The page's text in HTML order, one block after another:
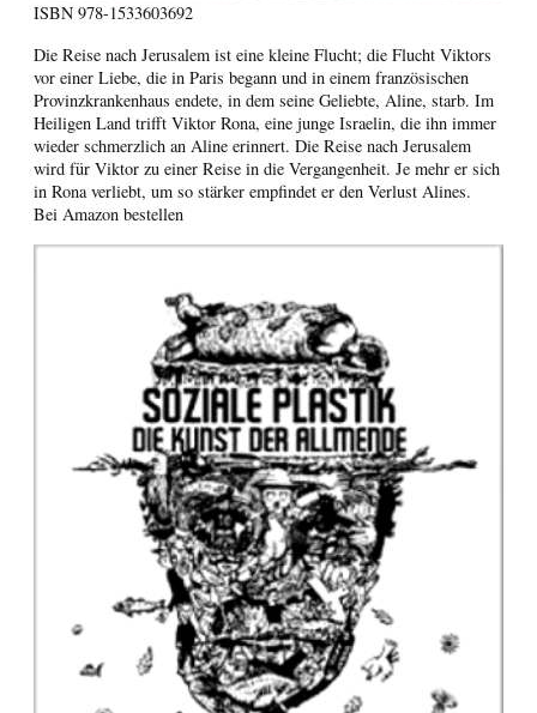
ISBN 978-1533603692
Die Reise nach Jerusalem ist eine kleine Flucht; die Flucht Viktors
vor einer Liebe, die in Paris begann und in einem französischen
Provinzkrankenhaus endete, in dem seine Geliebte, Aline, starb. Im
Heiligen Land trifft Viktor Rona, eine junge Israelin, die ihn immer
wieder schmerzlich an Aline erinnert. Die Reise nach Jerusalem
wird für Viktor zu einer Reise in die Vergangenheit. Je mehr er sich
in Rona verliebt, um so stärker empfindet er den Verlust Alines.
Bei Amazon bestellen